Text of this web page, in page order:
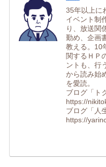
35年以上に
イベント制
り、放送関
勤め、企画
教える。10
関するＨＰ
ントも、行
から読み始
を愛読。
ブログ「ト
https://
ブログ「人
https://